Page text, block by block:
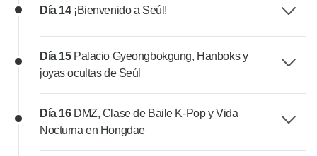
Día 14 ¡Bienvenido a Seúl!
Día 15 Palacio Gyeongbokgung, Hanboks y
joyas ocultas de Seúl
Día 16 DMZ, Clase de Baile K-Pop y Vida
Nocturna en Hongdae